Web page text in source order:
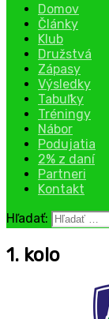
Domov
Články
Klub
Družstvá
Zápasy
Výsledky
Tabuľky
Tréningy
Nábor
Podujatia
2% z daní
Partneri
Kontakt
Hľadať:
1. kolo